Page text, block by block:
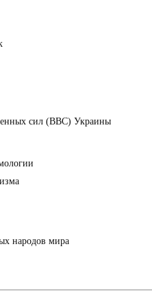
сил (ВВС) Украины
народов мира